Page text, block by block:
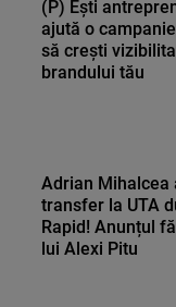
(P) Ești
ajută o
să crești
brandului tău
Adrian Mihalcea
transfer la UTA
Rapid! Anunțul
lui Alexi Pitu